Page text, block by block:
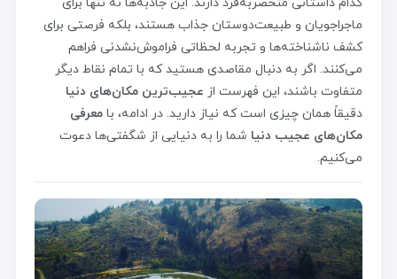
ماجراجویان و طبیعت‌دوستان جذاب هستند، بلکه فرصتی برای
کشف ناشناخته‌ها و تجربه لحظاتی فراموش‌نشدنی فراهم
می‌کنند. اگر به دنبال مقاصدی هستید که با تمام نقاط دیگر
متفاوت باشند، این فهرست از عجیب‌ترین مکان‌های دنیا
دقیقاً همان چیزی است که نیاز دارید. در ادامه، با معرفی
مکان‌های عجیب دنیا شما را به دنیایی از شگفتی‌ها دعوت
می‌کنیم.